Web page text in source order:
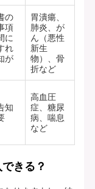
の
項
に
れ
が
胃潰瘍、
肺炎、が
ん（悪性
新生
物）、骨
折など
知
高血圧
症、糖尿
病、喘息
など
きる？